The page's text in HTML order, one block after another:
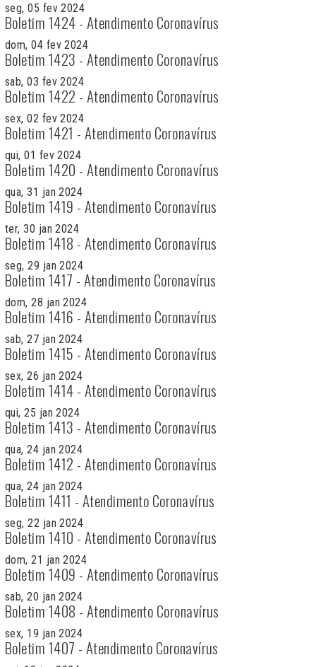
seg, 05 fev 2024
Boletim 1424 - Atendimento Coronavírus
dom, 04 fev 2024
Boletim 1423 - Atendimento Coronavírus
sab, 03 fev 2024
Boletim 1422 - Atendimento Coronavírus
sex, 02 fev 2024
Boletim 1421 - Atendimento Coronavírus
qui, 01 fev 2024
Boletim 1420 - Atendimento Coronavírus
qua, 31 jan 2024
Boletim 1419 - Atendimento Coronavírus
ter, 30 jan 2024
Boletim 1418 - Atendimento Coronavírus
seg, 29 jan 2024
Boletim 1417 - Atendimento Coronavírus
dom, 28 jan 2024
Boletim 1416 - Atendimento Coronavírus
sab, 27 jan 2024
Boletim 1415 - Atendimento Coronavírus
sex, 26 jan 2024
Boletim 1414 - Atendimento Coronavírus
qui, 25 jan 2024
Boletim 1413 - Atendimento Coronavírus
qua, 24 jan 2024
Boletim 1412 - Atendimento Coronavírus
qua, 24 jan 2024
Boletim 1411 - Atendimento Coronavírus
seg, 22 jan 2024
Boletim 1410 - Atendimento Coronavírus
dom, 21 jan 2024
Boletim 1409 - Atendimento Coronavírus
sab, 20 jan 2024
Boletim 1408 - Atendimento Coronavírus
sex, 19 jan 2024
Boletim 1407 - Atendimento Coronavírus